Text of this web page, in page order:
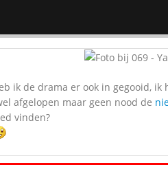
ik de drama er ook in gegooid,
afgelopen maar geen nood de
vinden?